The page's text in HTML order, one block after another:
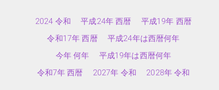
2024 令和 平成24年 西暦
平成19年 西暦
令和17年 西暦
平成24年は西暦何年
今年 何年
平成19年は西暦何年
令和7年 西暦
2027年 令和 2028年 令和